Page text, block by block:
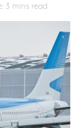
3 mins read